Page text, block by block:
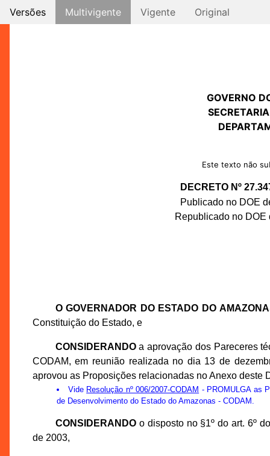
Versões Multivigente Vigente Original
GOVERNO
Este texto não
DECRETO Nº
Publicado no DOE
Republicado no DOE
O GOVERNADOR DO ESTADO DO
Constituição do Estado, e
CONSIDERANDOa aprovação dos Pareceres
CODAM, em reunião realizada no dia 13 de
aprovou as Proposições relacionadas no Anexo deste
Vide Resolução nº 006/2007-CODAM - PROMULGA as
de Desenvolvimento do Estado do Amazonas - CODAM.
CONSIDERANDOo disposto no §1º do art. 6º
de 2003,